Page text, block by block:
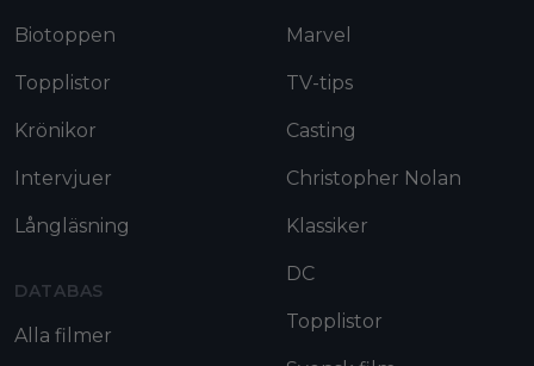
Biotoppen
Topplistor
Krönikor
Intervjuer
Långläsning
DATABAS
Alla filmer
Marvel
TV-tips
Casting
Christopher Nolan
Klassiker
DC
Topplistor